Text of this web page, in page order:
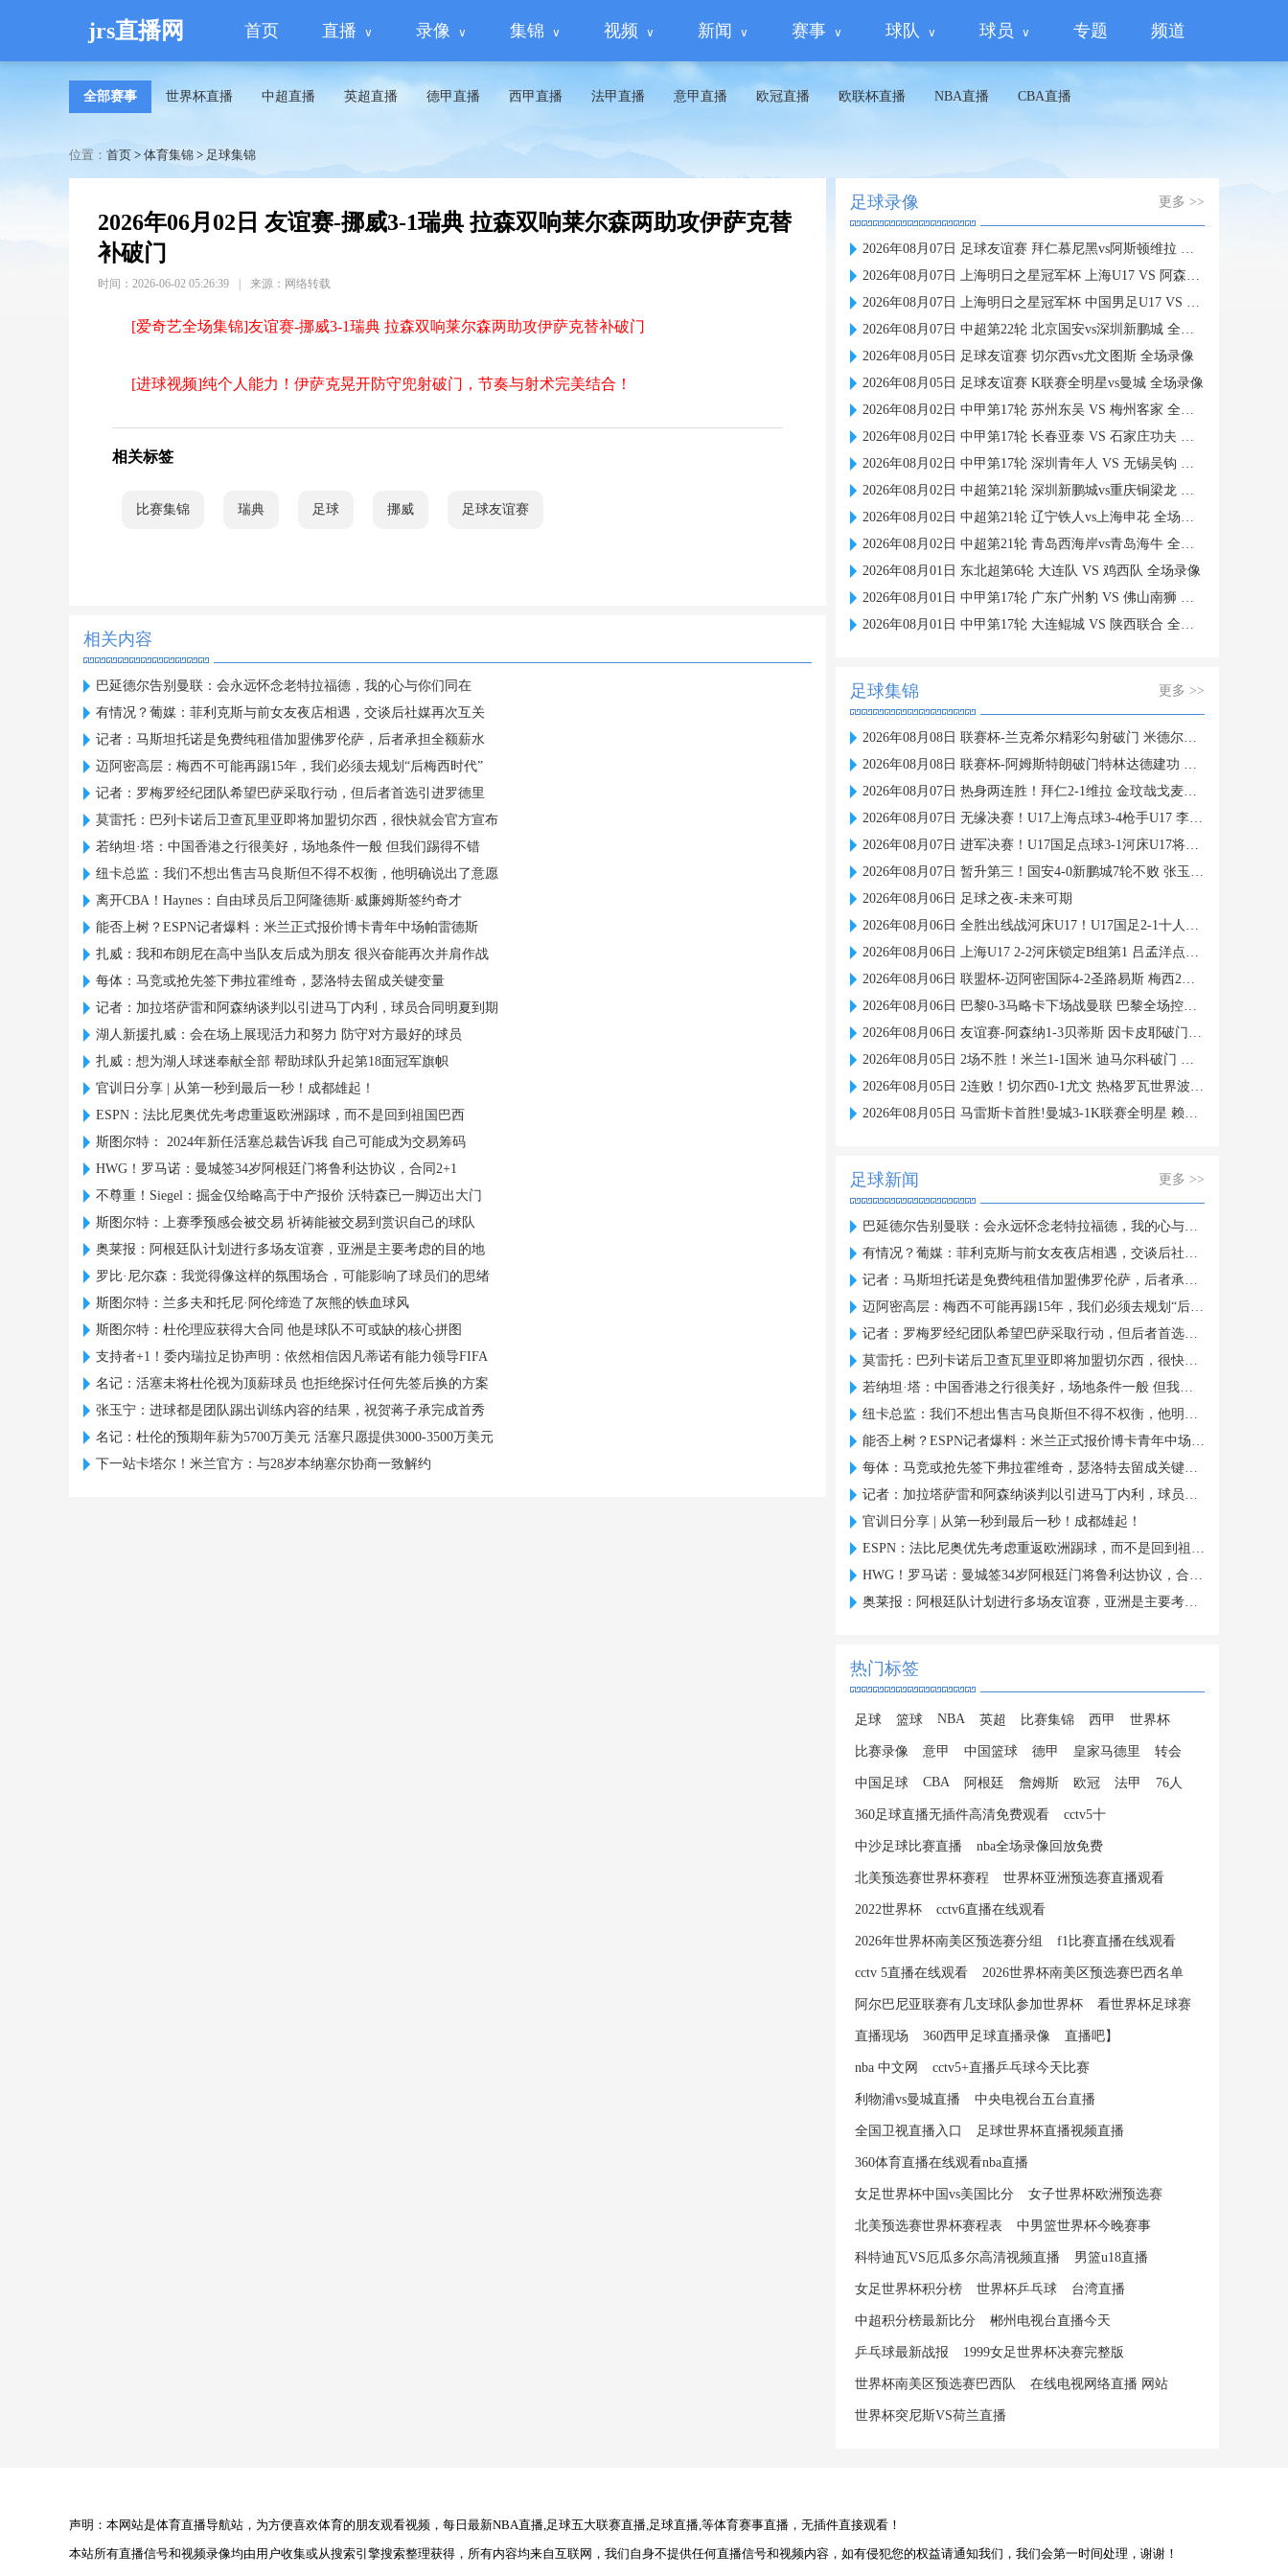
jrs直播网 首页 直播 录像 集锦 视频 新闻 赛事 球队 球员 专题 频道
全部赛事 世界杯直播 中超直播 英超直播 德甲直播 西甲直播 法甲直播 意甲直播 欧冠直播 欧联杯直播 NBA直播 CBA直播
位置： 首页 > 体育集锦 > 足球集锦
2026年06月02日 友谊赛-挪威3-1瑞典 拉森双响莱尔森两助攻伊萨克替
补破门
时间：2026-06-02 05:26:39 来源：网络转载
[爱奇艺全场集锦]友谊赛-挪威3-1瑞典 拉森双响莱尔森两助攻伊萨克替补破门
[进球视频]纯个人能力！伊萨克晃开防守兜射破门，节奏与射术完美结合！
相关标签
比赛集锦 瑞典 足球 挪威 足球友谊赛
相关内容
巴延德尔告别曼联：会永远怀念老特拉福德，我的心与你们同在
有情况？葡媒：菲利克斯与前女友夜店相遇，交谈后社媒再次互关
记者：马斯坦托诺是免费纯租借加盟佛罗伦萨，后者承担全额薪水
迈阿密高层：梅西不可能再踢15年，我们必须去规划“后梅西时代”
记者：罗梅罗经纪团队希望巴萨采取行动，但后者首选引进罗德里
莫雷托：巴列卡诺后卫查瓦里亚即将加盟切尔西，很快就会官方宣布
若纳坦·塔：中国香港之行很美好，场地条件一般 但我们踢得不错
纽卡总监：我们不想出售吉马良斯但不得不权衡，他明确说出了意愿
离开CBA！Haynes：自由球员后卫阿隆德斯·威廉姆斯签约奇才
能否上树？ESPN记者爆料：米兰正式报价博卡青年中场帕雷德斯
扎威：我和布朗尼在高中当队友后成为朋友 很兴奋能再次并肩作战
每体：马竞或抢先签下弗拉霍维奇，瑟洛特去留成关键变量
记者：加拉塔萨雷和阿森纳谈判以引进马丁内利，球员合同明夏到期
湖人新援扎威：会在场上展现活力和努力 防守对方最好的球员
扎威：想为湖人球迷奉献全部 帮助球队升起第18面冠军旗帜
官训日分享 | 从第一秒到最后一秒！成都雄起！
ESPN：法比尼奥优先考虑重返欧洲踢球，而不是回到祖国巴西
斯图尔特： 2024年新任活塞总裁告诉我 自己可能成为交易筹码
HWG！罗马诺：曼城签34岁阿根廷门将鲁利达协议，合同2+1
不尊重！Siegel：掘金仅给略高于中产报价 沃特森已一脚迈出大门
斯图尔特：上赛季预感会被交易 祈祷能被交易到赏识自己的球队
奥莱报：阿根廷队计划进行多场友谊赛，亚洲是主要考虑的目的地
罗比·尼尔森：我觉得像这样的氛围场合，可能影响了球员们的思绪
斯图尔特：兰多夫和托尼·阿伦缔造了灰熊的铁血球风
斯图尔特：杜伦理应获得大合同 他是球队不可或缺的核心拼图
支持者+1！委内瑞拉足协声明：依然相信因凡蒂诺有能力领导FIFA
名记：活塞未将杜伦视为顶薪球员 也拒绝探讨任何先签后换的方案
张玉宁：进球都是团队踢出训练内容的结果，祝贺蒋子承完成首秀
名记：杜伦的预期年薪为5700万美元 活塞只愿提供3000-3500万美元
下一站卡塔尔！米兰官方：与28岁本纳塞尔协商一致解约
足球录像 更多 >>
2026年08月07日 足球友谊赛 拜仁慕尼黑vs阿斯顿维拉 全场录像
2026年08月07日 上海明日之星冠军杯 上海U17 VS 阿森纳U17 全场录像
2026年08月07日 上海明日之星冠军杯 中国男足U17 VS 河床U17 全场录像
2026年08月07日 中超第22轮 北京国安vs深圳新鹏城 全场录像
2026年08月05日 足球友谊赛 切尔西vs尤文图斯 全场录像
2026年08月05日 足球友谊赛 K联赛全明星vs曼城 全场录像
2026年08月02日 中甲第17轮 苏州东吴 VS 梅州客家 全场录像
2026年08月02日 中甲第17轮 长春亚泰 VS 石家庄功夫 全场录像
2026年08月02日 中甲第17轮 深圳青年人 VS 无锡吴钩 全场录像
2026年08月02日 中超第21轮 深圳新鹏城vs重庆铜梁龙 全场录像
2026年08月02日 中超第21轮 辽宁铁人vs上海申花 全场录像
2026年08月02日 中超第21轮 青岛西海岸vs青岛海牛 全场录像
2026年08月01日 东北超第6轮 大连队 VS 鸡西队 全场录像
2026年08月01日 中甲第17轮 广东广州豹 VS 佛山南狮 全场录像
2026年08月01日 中甲第17轮 大连鲲城 VS 陕西联合 全场录像
足球集锦 更多 >>
2026年08月08日 联赛杯-兰克希尔精彩勾射破门 米德尔斯堡1-0雷克瑟姆
2026年08月08日 联赛杯-阿姆斯特朗破门特林达德建功 狼队3-0维尔港
2026年08月07日 热身两连胜！拜仁2-1维拉 金玟哉戈麦斯破门迪亚斯替补建功
2026年08月07日 无缘决赛！U17上海点球3-4枪手U17 李秋甫、李文博失点王启戎扑点
2026年08月07日 进军决赛！U17国足点球3-1河床U17将战阿森纳 江宇涵替补两扑点
2026年08月07日 暂升第三！国安4-0新鹏城7轮不败 张玉宁传射达万双响法比奥破门
2026年08月06日 足球之夜-未来可期
2026年08月06日 全胜出线战河床U17！U17国足2-1十人药厂U17 赵松源登场1分钟传射
2026年08月06日 上海U17 2-2河床锁定B组第1 吕孟洋点射阿布力米破门 将战A组第2
2026年08月06日 联盟杯-迈阿密国际4-2圣路易斯 梅西2射1传 阿伦助攻戴帽
2026年08月06日 巴黎0-3马略卡下场战曼联 巴黎全场控球近6成+8射3正未果
2026年08月06日 友谊赛-阿森纳1-3贝蒂斯 因卡皮耶破门难救主 福纳尔斯1射2传
2026年08月05日 2场不胜！米兰1-1国米 迪马尔科破门 恩昆库造点+点射拉莫斯登场
2026年08月05日 2连败！切尔西0-1尤文 热格罗瓦世界波制胜穆德里克时隔614天复出
2026年08月05日 马雷斯卡首胜!曼城3-1K联赛全明星 赖因德斯努里破门塞梅尼奥助攻
足球新闻 更多 >>
巴延德尔告别曼联：会永远怀念老特拉福德，我的心与你们同在
有情况？葡媒：菲利克斯与前女友夜店相遇，交谈后社媒再次互关
记者：马斯坦托诺是免费纯租借加盟佛罗伦萨，后者承担全额薪水
迈阿密高层：梅西不可能再踢15年，我们必须去规划“后梅西时代”
记者：罗梅罗经纪团队希望巴萨采取行动，但后者首选引进罗德里
莫雷托：巴列卡诺后卫查瓦里亚即将加盟切尔西，很快就会官方宣布
若纳坦·塔：中国香港之行很美好，场地条件一般 但我们踢得不错
纽卡总监：我们不想出售吉马良斯但不得不权衡，他明确说出了意愿
能否上树？ESPN记者爆料：米兰正式报价博卡青年中场帕雷德斯
每体：马竞或抢先签下弗拉霍维奇，瑟洛特去留成关键变量
记者：加拉塔萨雷和阿森纳谈判以引进马丁内利，球员合同明夏到期
官训日分享 | 从第一秒到最后一秒！成都雄起！
ESPN：法比尼奥优先考虑重返欧洲踢球，而不是回到祖国巴西
HWG！罗马诺：曼城签34岁阿根廷门将鲁利达协议，合同2+1
奥莱报：阿根廷队计划进行多场友谊赛，亚洲是主要考虑的目的地
热门标签
足球 篮球 NBA 英超 比赛集锦 西甲 世界杯
比赛录像 意甲 中国篮球 德甲 皇家马德里 转会
中国足球 CBA 阿根廷 詹姆斯 欧冠 法甲 76人
360足球直播无插件高清免费观看 cctv5十
中沙足球比赛直播 nba全场录像回放免费
北美预选赛世界杯赛程 世界杯亚洲预选赛直播观看
2022世界杯 cctv6直播在线观看
2026年世界杯南美区预选赛分组 f1比赛直播在线观看
cctv 5直播在线观看 2026世界杯南美区预选赛巴西名单
阿尔巴尼亚联赛有几支球队参加世界杯 看世界杯足球赛
直播现场 360西甲足球直播录像 直播吧】
nba 中文网 cctv5+直播乒乓球今天比赛
利物浦vs曼城直播 中央电视台五台直播
全国卫视直播入口 足球世界杯直播视频直播
360体育直播在线观看nba直播
女足世界杯中国vs美国比分 女子世界杯欧洲预选赛
北美预选赛世界杯赛程表 中男篮世界杯今晚赛事
科特迪瓦VS厄瓜多尔高清视频直播 男篮u18直播
女足世界杯积分榜 世界杯乒乓球 台湾直播
中超积分榜最新比分 郴州电视台直播今天
乒乓球最新战报 1999女足世界杯决赛完整版
世界杯南美区预选赛巴西队 在线电视网络直播 网站
世界杯突尼斯VS荷兰直播
声明：本网站是体育直播导航站，为方便喜欢体育的朋友观看视频，每日最新NBA直播,足球五大联赛直播,足球直播,等体育赛事直播，无插件直接观看！
本站所有直播信号和视频录像均由用户收集或从搜索引擎搜索整理获得，所有内容均来自互联网，我们自身不提供任何直播信号和视频内容，如有侵犯您的权益请通知我们，我们会第一时间处理，谢谢！